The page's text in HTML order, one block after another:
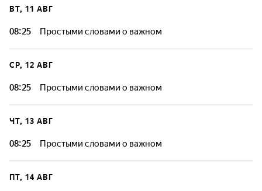
ВТ, 11 АВГ
08:25 Простыми словами о важном
СР, 12 АВГ
08:25 Простыми словами о важном
ЧТ, 13 АВГ
08:25 Простыми словами о важном
ПТ, 14 АВГ